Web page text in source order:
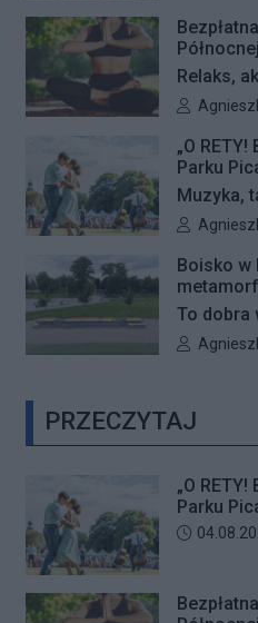
finałowej
się
rosnący
o
Północnej
Relaks,
Fitness
Autor
„O
Parku
Muzyka,
Autor
Boisko w
To dobra
zostanie
Autor
PRZECZYTAJ
„O
Parku
Data